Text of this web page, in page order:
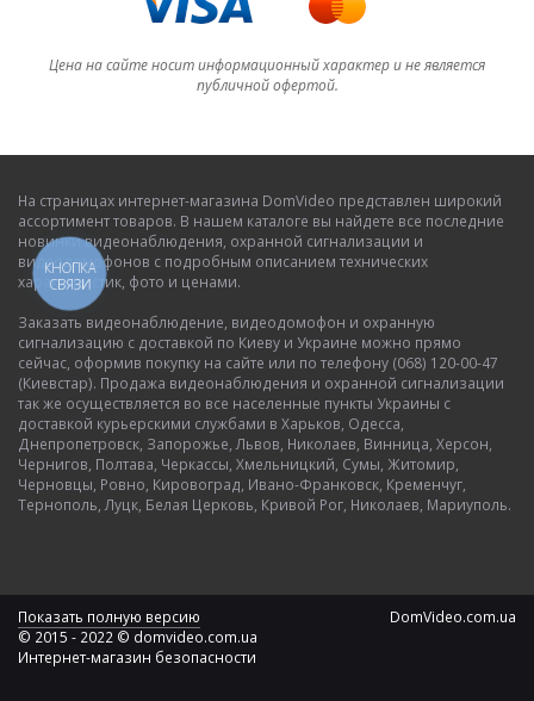
Цена на сайте носит информационный характер и не является
публичной офертой.
На страницах интернет-магазина DomVideo представлен широкий
ассортимент товаров. В нашем каталоге вы найдете все последние
новинки видеонаблюдения, охранной сигнализации и
видеодомофонов с подробным описанием технических
характеристик, фото и ценами.
Заказать видеонаблюдение, видеодомофон и охранную
сигнализацию с доставкой по Киеву и Украине можно прямо
сейчас, оформив покупку на сайте или по телефону (068) 120-00-47
(Киевстар). Продажа видеонаблюдения и охранной сигнализации
так же осуществляется во все населенные пункты Украины с
доставкой курьерскими службами в Харьков, Одесса,
Днепропетровск, Запорожье, Львов, Николаев, Винница, Херсон,
Чернигов, Полтава, Черкассы, Хмельницкий, Сумы, Житомир,
Черновцы, Ровно, Кировоград, Ивано-Франковск, Кременчуг,
Тернополь, Луцк, Белая Церковь, Кривой Рог, Николаев, Мариуполь.
Показать полную версию
© 2015 - 2022 © domvideo.com.ua
Интернет-магазин безопасности
DomVideo.com.ua
КНОПКА
СВЯЗИ